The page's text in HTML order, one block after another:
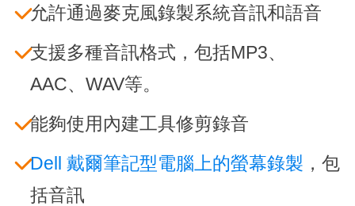
允許通過麥克風錄製系統音訊和語音
支援多種音訊格式，包括MP3、
AAC、WAV等。
能夠使用內建工具修剪錄音
Dell 戴爾筆記型電腦上的螢幕錄製 ，包
括音訊